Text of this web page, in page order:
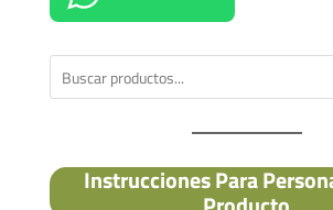
Instrucciones Para